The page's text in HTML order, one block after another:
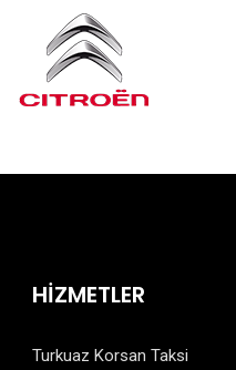
HİZMETLER
Turkuaz Korsan Taksi